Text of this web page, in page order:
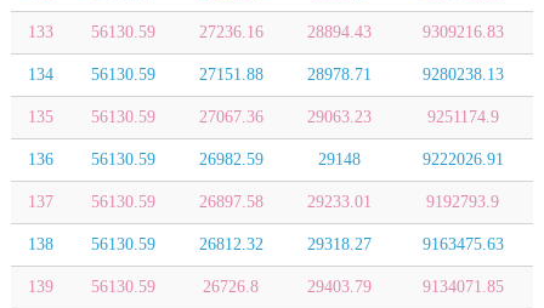
133 56130.59 27236.16 28894.43 9309216.83
134 56130.59 27151.88 28978.71 9280238.13
135 56130.59 27067.36 29063.23 9251174.9
136 56130.59 26982.59 29148 9222026.91
137 56130.59 26897.58 29233.01 9192793.9
138 56130.59 26812.32 29318.27 9163475.63
139 56130.59 26726.8 29403.79 9134071.85